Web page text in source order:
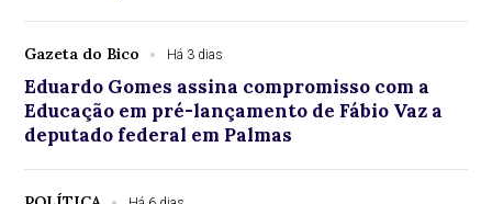
Gazeta do Bico Há 3 dias
Eduardo Gomes assina compromisso com a
Educação em pré-lançamento de Fábio Vaz a
deputado federal em Palmas